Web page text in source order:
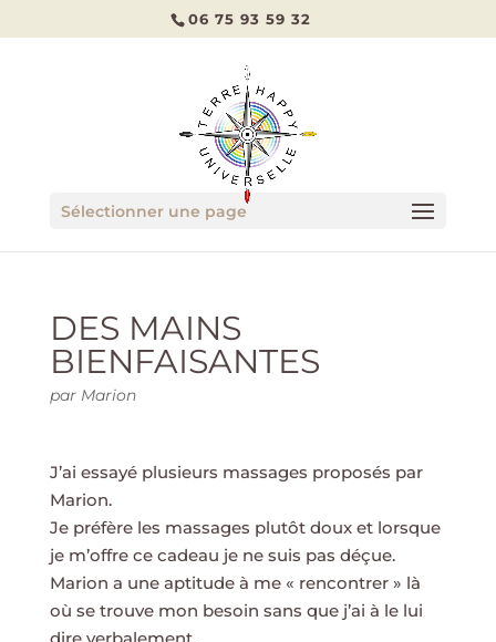
06 75 93 59 32
Sélectionner une page
DES MAINS
BIENFAISANTES
par Marion
J’ai essayé plusieurs massages proposés par
Marion.
Je préfère les massages plutôt doux et lorsque
je m’offre ce cadeau je ne suis pas déçue.
Marion a une aptitude à me « rencontrer » là
où se trouve mon besoin sans que j’ai à le lui